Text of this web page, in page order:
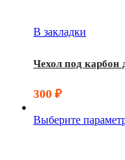
В закладки
Чехол под карбон
300 ₽
Выберите